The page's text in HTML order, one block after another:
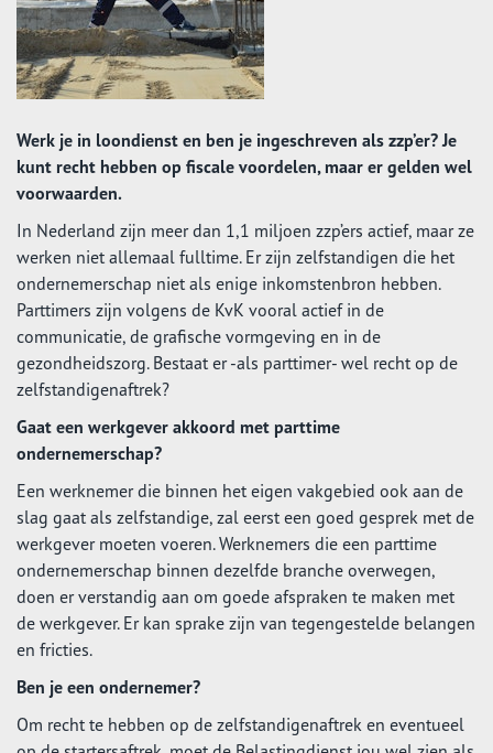
Werk je in loondienst en ben je ingeschreven als zzp’er? Je
kunt recht hebben op fiscale voordelen, maar er gelden wel
voorwaarden.
In Nederland zijn meer dan 1,1 miljoen zzp’ers actief, maar ze
werken niet allemaal fulltime. Er zijn zelfstandigen die het
ondernemerschap niet als enige inkomstenbron hebben.
Parttimers zijn volgens de KvK vooral actief in de
communicatie, de grafische vormgeving en in de
gezondheidszorg. Bestaat er -als parttimer- wel recht op de
zelfstandigenaftrek?
Gaat een werkgever akkoord met parttime
ondernemerschap?
Een werknemer die binnen het eigen vakgebied ook aan de
slag gaat als zelfstandige, zal eerst een goed gesprek met de
werkgever moeten voeren. Werknemers die een parttime
ondernemerschap binnen dezelfde branche overwegen,
doen er verstandig aan om goede afspraken te maken met
de werkgever. Er kan sprake zijn van tegengestelde belangen
en fricties.
Ben je een ondernemer?
Om recht te hebben op de zelfstandigenaftrek en eventueel